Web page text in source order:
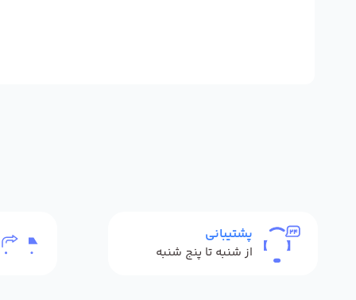
پشتیبانی
از شنبه تا پنج شنبه